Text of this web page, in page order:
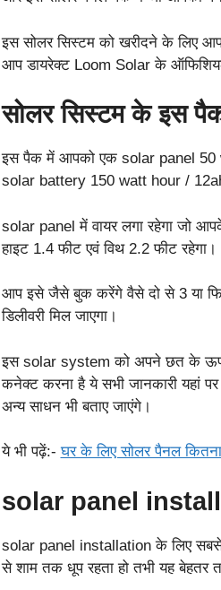
इस सोलर सिस्टम को खरीदने के लिए
आप डायरेक्ट Loom Solar के
सोलर सिस्टम के इस पैक
इस पैक में आपको एक solar panel 50
solar battery 150 watt hour /
solar panel में वायर लगा रहेगा जो
हाइट 1.4 फीट एवं विथ 2.2 फीट रहेगा।
आप इसे जैसे बुक करेंगे वैसे दो से 3 या
डिलीवरी मिल जाएगा।
इस solar system को अपने छत के
कनेक्ट करना है ये सभी जानकारी यहां
अन्य साधन भी बताए जाएंगे।
ये भी पढ़ें:-घर के लिए सोलर पैनल
solar panel
solar panel installation के लिए
से शाम तक धूप रहता हो तभी यह बेहतर